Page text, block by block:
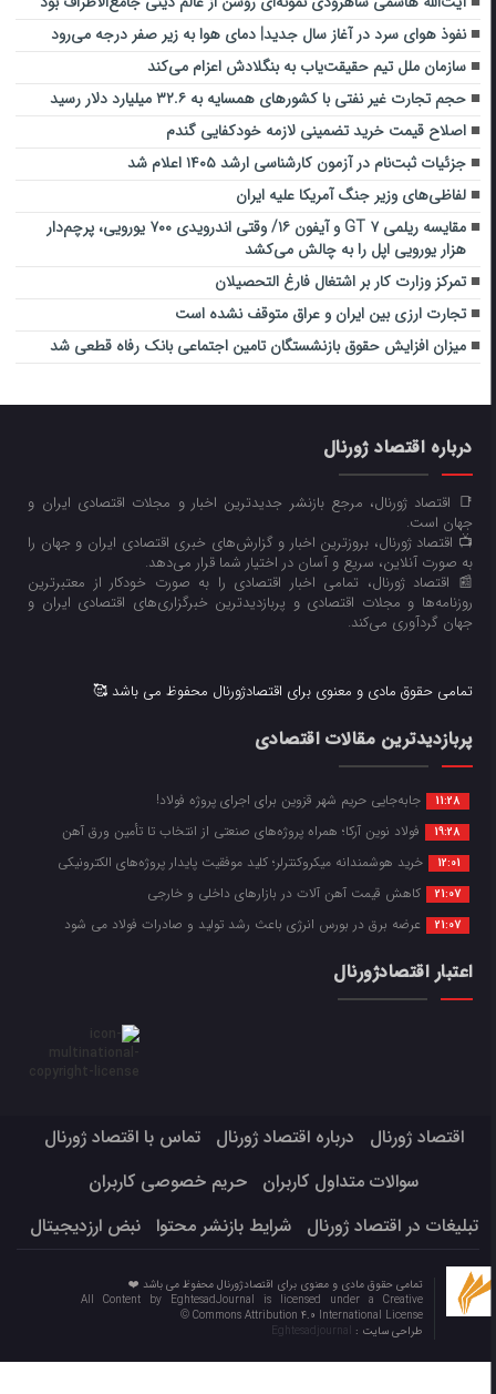
نفوذ هوای سرد در آغاز سال جدید| دمای هوا به زیر صفر درجه می‌رود
سازمان ملل تیم حقیقت‌یاب به بنگلادش اعزام می‌کند
حجم تجارت غیر نفتی با کشورهای همسایه به ۳۲.۶ میلیارد دلار رسید
اصلاح قیمت خرید تضمینی لازمه خودکفایی گندم
جزئیات ثبت‌نام در آزمون کارشناسی ارشد ۱۴۰۵ اعلام شد
لفاظی‌های وزیر جنگ آمریکا علیه ایران
مقایسه ریلمی GT ۷ و آیفون ۱۶/ وقتی اندرویدی ۷۰۰ یورویی، پرچم‌دار
هزار یورویی اپل را به چالش می‌کشد
تمرکز وزارت کار بر اشتغال فارغ التحصیلان
تجارت ارزی بین ایران و عراق متوقف نشده است
میزان افزایش حقوق بازنشستگان تامین اجتماعی بانک رفاه قطعی شد
درباره اقتصاد ژورنال
📑 اقتصاد ژورنال، مرجع بازنشر جدیدترین اخبار و مجلات اقتصادی ایران و
جهان است.
📺 اقتصاد ژورنال، بروزترین اخبار و گزارش‌های خبری اقتصادی ایران و جهان را
به صورت آنلاین، سریع و آسان در اختیار شما قرار می‌‌دهد.
📰 اقتصاد ژورنال، تمامی اخبار اقتصادی را به صورت خودکار از معتبرترین
روزنامه‌ها و مجلات اقتصادی و پربازدیدترین خبرگزاری‌های اقتصادی ایران و
جهان گردآوری می‌کند.
تمامی حقوق مادی و معنوی برای اقتصادژورنال محفوظ می باشد 🥰
پربازدیدترین مقالات اقتصادی
11:28 جابه‌جایی حریم شهر قزوین برای اجرای پروژه فولاد!
19:28 فولاد نوین آرکا؛ همراه پروژه‌های صنعتی از انتخاب تا تأمین ورق آهن
12:01 خرید هوشمندانه میکروکنترلر؛ کلید موفقیت پایدار پروژه‌های الکترونیکی
21:07 کاهش قیمت آهن آلات در بازارهای داخلی و خارجی
21:07 عرضه برق در بورس انرژی باعث رشد تولید و صادرات فولاد می شود
اعتبار اقتصادژورنال
اقتصاد ژورنال درباره اقتصاد ژورنال
تماس با اقتصاد ژورنال
سوالات متداول کاربران
حریم خصوصی کاربران
تبلیغات در اقتصاد ژورنال
شرایط بازنشر محتوا نبض ارزدیجیتال
تمامی حقوق مادی و معنوی برای اقتصادژورنال محفوظ می باشد ❤️
All Content by EghtesadJournal is licensed under a Creative
Commons Attribution 4.0 International License ©️
طراحی سایت :